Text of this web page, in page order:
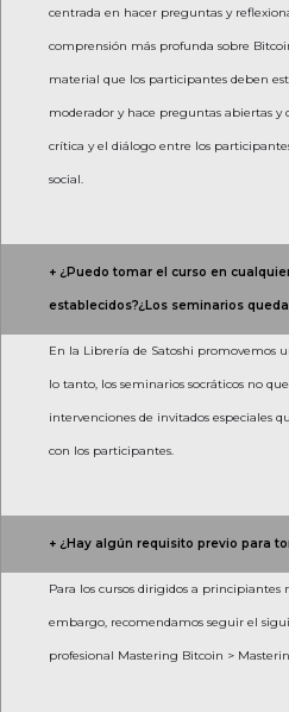
centrada en hacer preguntas y
comprensión más profunda sobre
material que los participantes deben
moderador y hace preguntas abiertas
crítica y el diálogo entre los
social.
+ ¿Puedo tomar el curso en
establecidos?¿Los seminarios
En la Librería de Satoshi promovemos
lo tanto, los seminarios socráticos no
intervenciones de invitados especiales
con los participantes.
+ ¿Hay algún requisito previo para
Para los cursos dirigidos a
embargo, recomendamos seguir el
profesional Mastering Bitcoin >